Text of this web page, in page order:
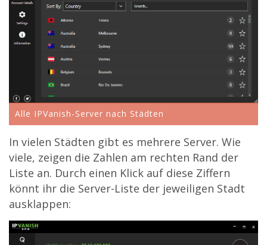
Alle IPVanish-Server nach Städten
In vielen Städten gibt es mehrere Server. Wie
viele, zeigen die Zahlen am rechten Rand der
Liste an. Durch einen Klick auf diese Ziffern
könnt ihr die Server-Liste der jeweiligen Stadt
ausklappen: